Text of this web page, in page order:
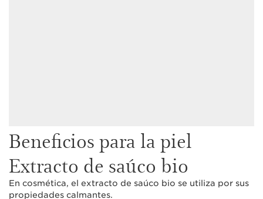
Beneficios para la piel
Extracto de saúco bio
En cosmética, el extracto de saúco bio se utiliza por sus
propiedades calmantes.